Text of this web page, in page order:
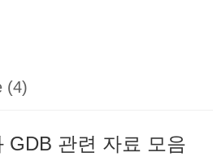
(4)
GDB 관련 자료 모음